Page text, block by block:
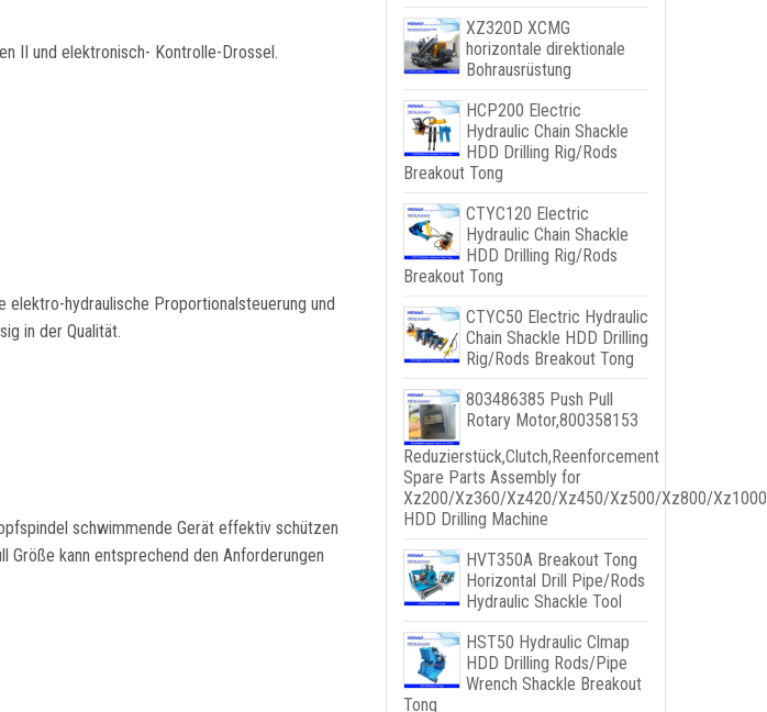
II und elektronisch- Kontrolle-Drossel.
hydraulische Proportionalsteuerung und
in der Qualität.
schwimmende Gerät effektiv schützen
Größe kann entsprechend den Anforderungen
XZ320D XCMG
horizontale direktionale
Bohrausrüstung
HCP200 Electric
Hydraulic Chain Shackle
HDD Drilling Rig/Rods
Breakout Tong
CTYC120 Electric
Hydraulic Chain Shackle
HDD Drilling Rig/Rods
Breakout Tong
CTYC50 Electric Hydraulic
Chain Shackle HDD Drilling
Rig/Rods Breakout Tong
803486385 Push Pull
Rotary Motor,800358153
Reduzierstück,Clutch,Reenforcement
Spare Parts Assembly for
Xz200/Xz360/Xz420/Xz450/Xz500/Xz800/
HDD Drilling Machine
HVT350A Breakout Tong
Horizontal Drill Pipe/Rods
Hydraulic Shackle Tool
HST50 Hydraulic Clmap
HDD Drilling Rods/Pipe
Wrench Shackle Breakout
Tong